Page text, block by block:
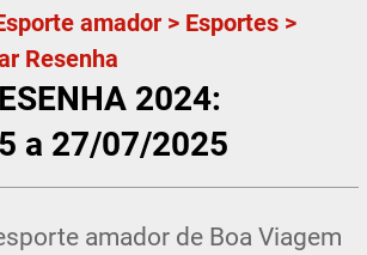
amador > Esportes >
Resenha
2024:
a 27/07/2025
amador de Boa Viagem